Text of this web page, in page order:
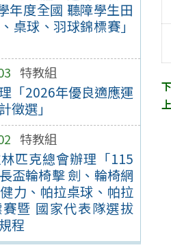
年度全國 聽障學生田
桌球、羽球錦標賽」
特教組
「2026年優良適應運
徵選」
特教組
匹克總會辦理「115
盃輪椅擊 劍、輪椅網
力、帕拉桌球、帕拉
暨 國家代表隊選拔
程